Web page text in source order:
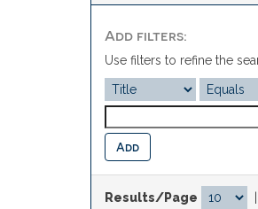
Add filters:
Use filters to refine the
Results/Page